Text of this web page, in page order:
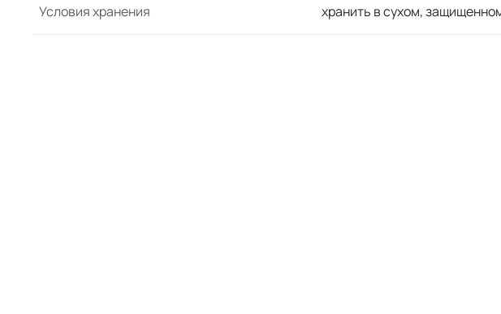
Условия хранения хранить в сухом,